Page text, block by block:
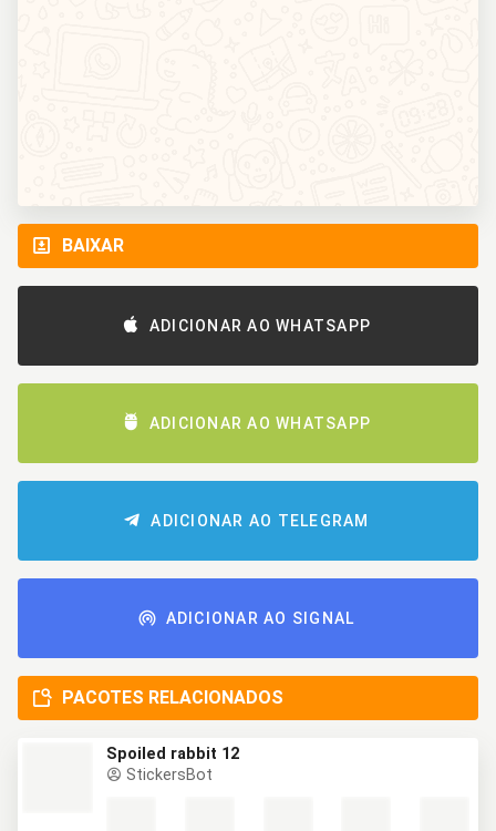
BAIXAR
ADICIONAR AO WHATSAPP
ADICIONAR AO WHATSAPP
ADICIONAR AO TELEGRAM
ADICIONAR AO SIGNAL
PACOTES RELACIONADOS
Spoiled rabbit 12
StickersBot